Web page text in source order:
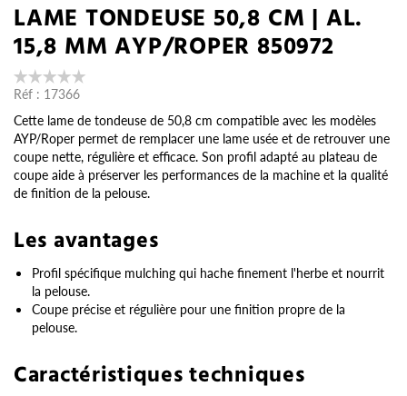
LAME TONDEUSE 50,8 CM | AL.
15,8 MM AYP/ROPER 850972
Réf : 17366
Cette lame de tondeuse de 50,8 cm compatible avec les modèles
AYP/Roper permet de remplacer une lame usée et de retrouver une
coupe nette, régulière et efficace. Son profil adapté au plateau de
coupe aide à préserver les performances de la machine et la qualité
de finition de la pelouse.
Les avantages
Profil spécifique mulching qui hache finement l'herbe et nourrit
la pelouse.
Coupe précise et régulière pour une finition propre de la
pelouse.
Caractéristiques techniques